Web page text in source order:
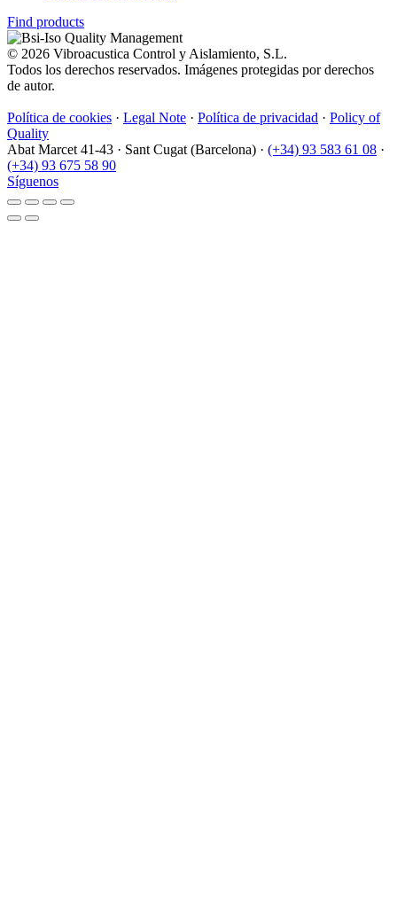
Find products
© 2026 Vibroacustica Control y Aislamiento, S.L.
Todos los derechos reservados. Imágenes protegidas por derechos
de autor.
Política de cookies · Legal Note · Política de privacidad · Policy of
Quality
Abat Marcet 41-43 · Sant Cugat (Barcelona) · (+34) 93 583 61 08 ·
(+34) 93 675 58 90
Síguenos